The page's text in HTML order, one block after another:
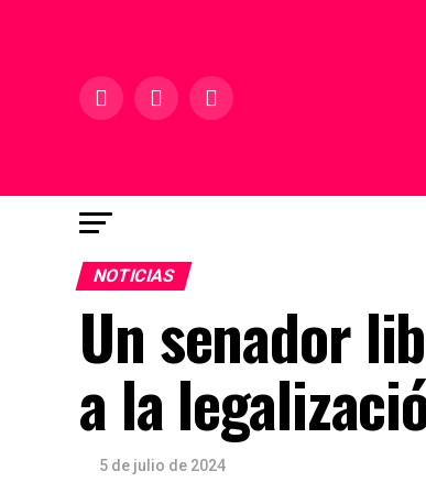
NOTICIAS
Un senador
a la
5 de julio de 2024